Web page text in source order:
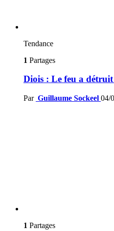
Tendance
1 Partages
Diois : Le feu a
Par Guillaume Sockeel 04/
1 Partages